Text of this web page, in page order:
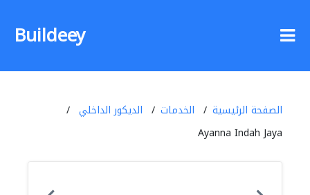
Buildeey
الصفحة الرئيسية الخدمات
الديكور الداخلي
Ayanna Indah Jaya